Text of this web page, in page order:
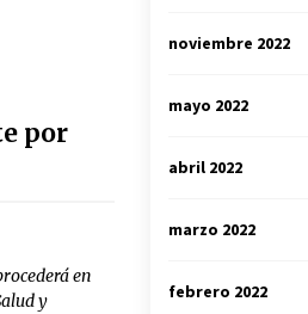
por
en
y
noviembre 2022
mayo 2022
abril 2022
marzo 2022
febrero 2022